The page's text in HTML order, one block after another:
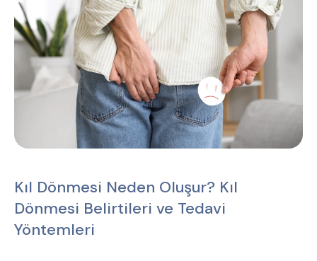
Kıl Dönmesi Neden Oluşur? Kıl
Dönmesi Belirtileri ve Tedavi
Yöntemleri